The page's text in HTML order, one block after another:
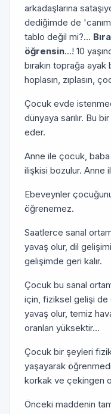
arkadaşlarına
dediğimde de
tablo değil mi?...
öğrensin...! 10
bırakın toprağa
hoplasın, zıplasın,
Çocuk evde
dünyaya sarılır. Bu
eder.
Anne ile çocuk,
ilişkisi bozulur. Anne
Ebeveynler
öğrenemez.
Saatlerce sanal
yavaş olur, dil
gelişimde geri kalır.
Çocuk bu sanal
için, fiziksel gelişi de
yavaş olur, temiz
oranları yüksektir...
Çocuk bir şeyleri
yaşayarak
korkak ve çekingen
Önceki maddenin